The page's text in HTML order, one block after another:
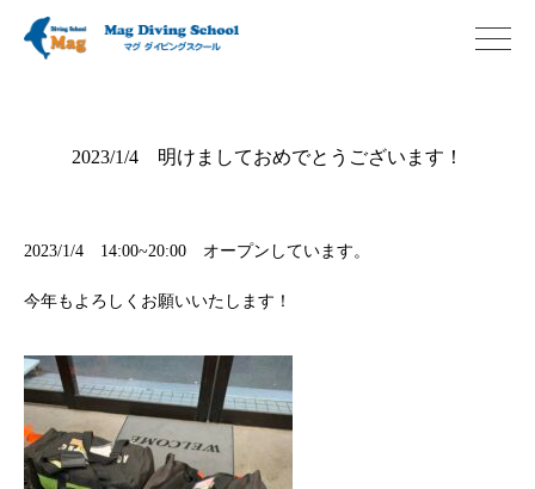
2023/1/4 明けましておめでとうございます！
2023/1/4 14:00~20:00 オープンしています。
今年もよろしくお願いいたします！